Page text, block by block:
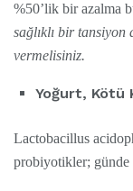
%50’lik bir azalma
sağlıklı bir
vermelisiniz.
Yoğurt, Kötü
Lactobacillus
probiyotikler; günde